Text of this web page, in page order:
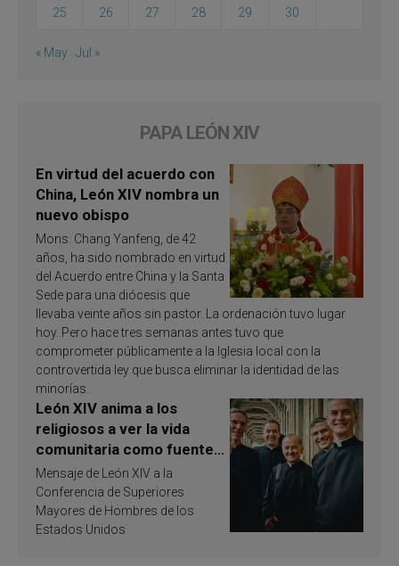
25 26 27 28 29 30
« May Jul »
PAPA LEÓN XIV
En virtud del acuerdo con
China, León XIV nombra un
nuevo obispo
Mons. Chang Yanfeng, de 42
años, ha sido nombrado en virtud
del Acuerdo entre China y la Santa
Sede para una diócesis que
llevaba veinte años sin pastor. La ordenación tuvo lugar
hoy. Pero hace tres semanas antes tuvo que
comprometer públicamente a la Iglesia local con la
controvertida ley que busca eliminar la identidad de las
minorías.
León XIV anima a los
religiosos a ver la vida
comunitaria como fuente
de inspiración y
santificación
Mensaje de León XIV a la
Conferencia de Superiores
Mayores de Hombres de los
Estados Unidos